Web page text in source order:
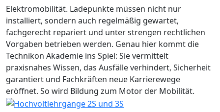
Elektromobilität. Ladepunkte müssen nicht nur
installiert, sondern auch regelmäßig gewartet,
fachgerecht repariert und unter strengen rechtlichen
Vorgaben betrieben werden. Genau hier kommt die
Technikon Akademie ins Spiel: Sie vermittelt
praxisnahes Wissen, das Ausfälle verhindert, Sicherheit
garantiert und Fachkräften neue Karrierewege
eröffnet. So wird Bildung zum Motor der Mobilität.